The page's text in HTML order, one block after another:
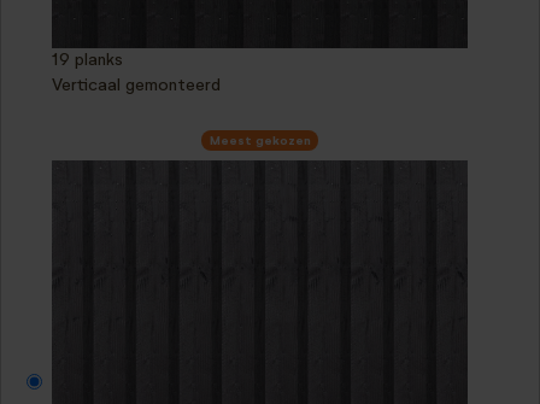
19 planks
Verticaal gemonteerd
Meest gekozen